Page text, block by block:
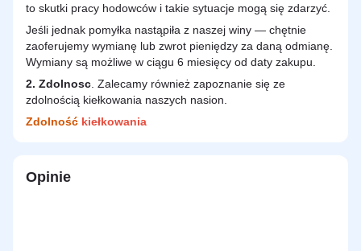
to skutki pracy hodowców i takie sytuacje mogą się zdarzyć.
Jeśli jednak pomyłka nastąpiła z naszej winy — chętnie
zaoferujemy wymianę lub zwrot pieniędzy za daną odmianę.
Wymiany są możliwe w ciągu 6 miesięcy od daty zakupu.
2. Zdolnosc . Zalecamy również zapoznanie się ze
zdolnością kiełkowania naszych nasion.
Zdolność kiełkowania
Opinie